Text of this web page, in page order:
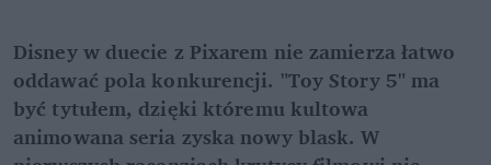
Disney w duecie z Pixarem nie zamierza łatwo
oddawać pola konkurencji. "Toy Story 5" ma
być tytułem, dzięki któremu kultowa
animowana seria zyska nowy blask. W